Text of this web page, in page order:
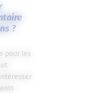
?
pour les